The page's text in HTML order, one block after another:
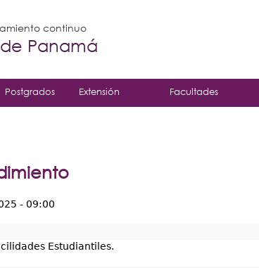
continuo
Panamá
Postgrados Extensión Facultades
- 09:00
Estudiantiles.